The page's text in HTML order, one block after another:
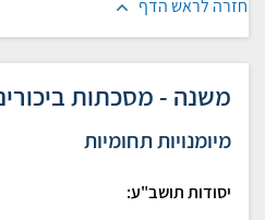
חזרה לראש הדף
משנה - מסכתות
מיומנויות תחומיות
יסודות תושב"ע: